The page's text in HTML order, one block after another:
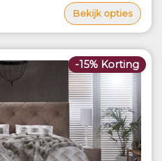
Bekijk opties
-15% Korting